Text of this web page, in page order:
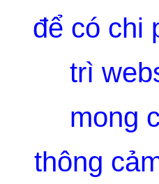
để có chi
trì
mong
thông